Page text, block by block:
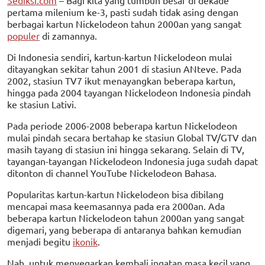
pertama milenium ke-3, pasti sudah tidak asing dengan
berbagai kartun Nickelodeon tahun 2000an yang sangat
populer di zamannya.
Di Indonesia sendiri, kartun-kartun Nickelodeon mulai
ditayangkan sekitar tahun 2001 di stasiun ANteve. Pada
2002, stasiun TV7 ikut menayangkan beberapa kartun,
hingga pada 2004 tayangan Nickelodeon Indonesia pindah
ke stasiun Lativi.
Pada periode 2006-2008 beberapa kartun Nickelodeon
mulai pindah secara bertahap ke stasiun Global TV/GTV dan
masih tayang di stasiun ini hingga sekarang. Selain di TV,
tayangan-tayangan Nickelodeon Indonesia juga sudah dapat
ditonton di channel YouTube Nickelodeon Bahasa.
Popularitas kartun-kartun Nickelodeon bisa dibilang
mencapai masa keemasannya pada era 2000an. Ada
beberapa kartun Nickelodeon tahun 2000an yang sangat
digemari, yang beberapa di antaranya bahkan kemudian
menjadi begitu ikonik
Nah, untuk menyegarkan kembali ingatan masa kecil yang